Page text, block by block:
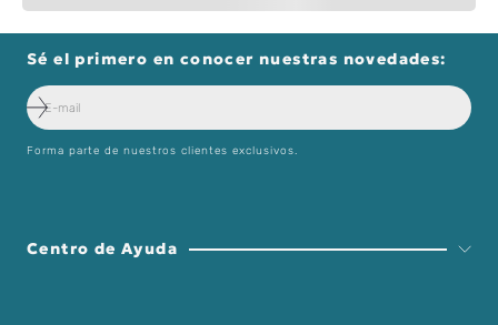
Sé el primero en conocer nuestras novedades:
Forma parte de nuestros clientes exclusivos.
Centro de Ayuda